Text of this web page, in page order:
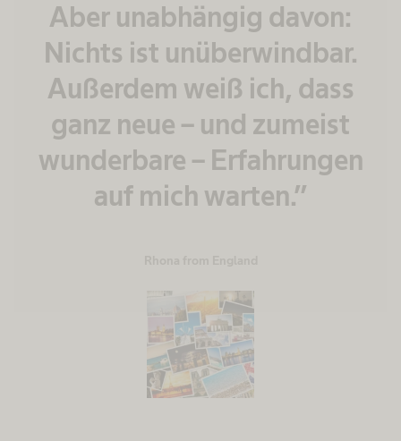
Aber unabhängig davon:
Nichts ist unüberwindbar.
Außerdem weiß ich, dass
ganz neue – und zumeist
wunderbare – Erfahrungen
auf mich warten.”